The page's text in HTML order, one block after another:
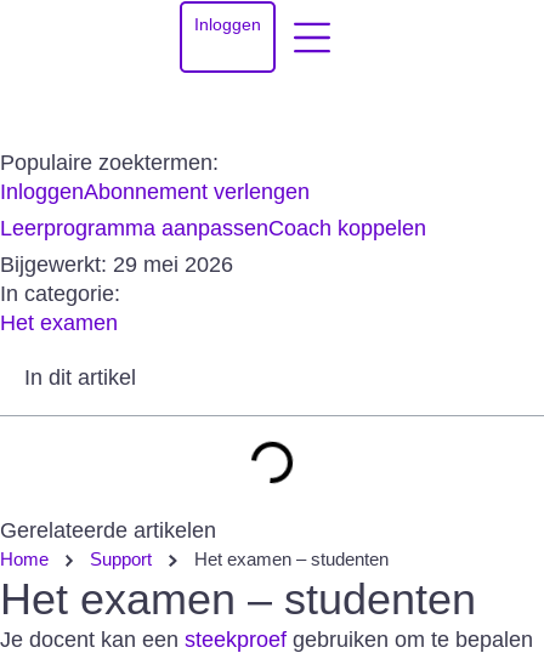
Inloggen
Populaire zoektermen:
InloggenAbonnement verlengen
Leerprogramma aanpassenCoach koppelen
Bijgewerkt: 29 mei 2026
In categorie:
Het examen
In dit artikel
Gerelateerde artikelen
Home Support Het examen – studenten
Het examen – studenten
Je docent kan een steekproef gebruiken om te bepalen